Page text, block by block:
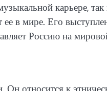
карьере, так
в мире. Его
Россию на